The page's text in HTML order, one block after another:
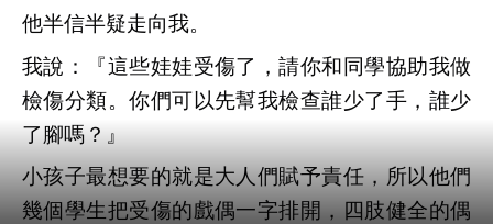
他半信半疑走向我。
我說：『這些娃娃受傷了，請你和同學協助我做
檢傷分類。你們可以先幫我檢查誰少了手，誰少
了腳嗎？』
小孩子最想要的就是大人們賦予責任，所以他們
幾個學生把受傷的戲偶一字排開，四肢健全的偶